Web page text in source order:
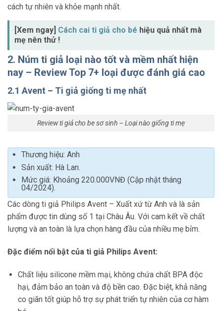
cách tự nhiên và khỏe mạnh nhất.
[Xem ngay] Cách cai ti giả cho bé hiệu quả nhất mà
mẹ nên thử !
2. Núm ti giả loại nào tốt và mềm nhất hiện
nay – Review Top 7+ loại được đánh giá cao
2.1 Avent – Ti giả giống ti mẹ nhất
Review ti giả cho be sơ sinh – Loại nào giống ti mẹ
Thương hiệu: Anh
Sản xuất: Hà Lan.
Mức giá: Khoảng 220.000VNĐ (Cập nhật tháng
04/2024).
Các dòng ti giả Philips Avent – Xuất xứ từ Anh và là sản
phẩm được tin dùng số 1 tại Châu Âu. Với cam kết về chất
lượng và an toàn là lựa chọn hàng đầu của nhiều mẹ bỉm.
Đặc điểm nổi bật của ti giả Philips Avent:
Chất liệu silicone mềm mại, không chứa chất BPA độc
hại, đảm bảo an toàn và độ bền cao. Đặc biệt, khả năng
co giãn tốt giúp hỗ trợ sự phát triển tự nhiên của cơ hàm